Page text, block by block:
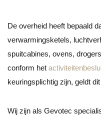
De overheid heeft bepaald
verwarmingsketels,
spuitcabines, ovens,
conform het
keuringsplichtig zijn, geldt
Wij zijn als Gevotec